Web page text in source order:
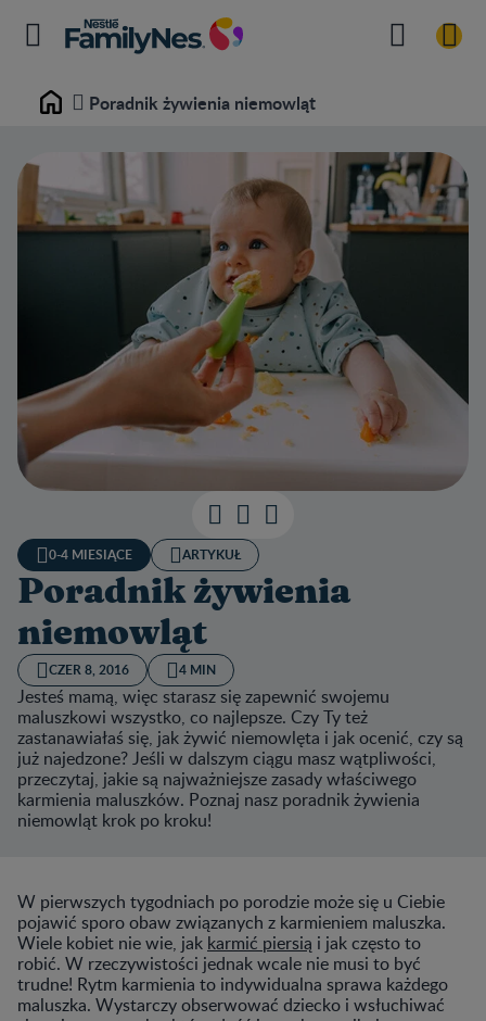
Home Poradnik żywienia niemowląt
0-4 MIESIĄCE ARTYKUŁ
Poradnik żywienia
niemowląt
CZER 8, 2016 4 MIN
Jesteś mamą, więc starasz się zapewnić swojemu
maluszkowi wszystko, co najlepsze. Czy Ty też
zastanawiałaś się, jak żywić niemowlęta i jak ocenić, czy są
już najedzone? Jeśli w dalszym ciągu masz wątpliwości,
przeczytaj, jakie są najważniejsze zasady właściwego
karmienia maluszków. Poznaj nasz poradnik żywienia
niemowląt krok po kroku!
W pierwszych tygodniach po porodzie może się u Ciebie
pojawić sporo obaw związanych z karmieniem maluszka.
Wiele kobiet nie wie, jak karmić piersią i jak często to
robić. W rzeczywistości jednak wcale nie musi to być
trudne! Rytm karmienia to indywidualna sprawa każdego
maluszka. Wystarczy obserwować dziecko i wsłuchiwać